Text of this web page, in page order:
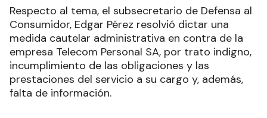
Respecto al tema, el subsecretario de Defensa al
Consumidor, Edgar Pérez resolvió dictar una
medida cautelar administrativa en contra de la
empresa Telecom Personal SA, por trato indigno,
incumplimiento de las obligaciones y las
prestaciones del servicio a su cargo y, además,
falta de información.